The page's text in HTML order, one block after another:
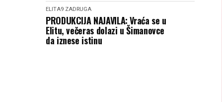
ELITA9 ZADRUGA
PRODUKCIJA NAJAVILA: Vraća se u
Elitu, večeras dolazi u Šimanovce
da iznese istinu